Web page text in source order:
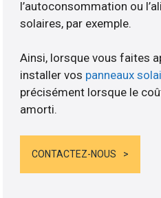
l’autoconsommation ou
solaires, par exemple.
Ainsi, lorsque vous faites
installer vos panneaux
précisément lorsque le
amorti.
CONTACTEZ-NOUS